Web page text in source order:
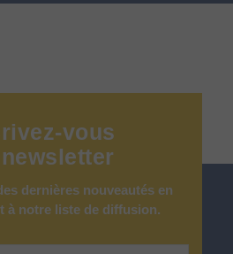
vous
newsletter
dernières nouveautés en
à notre liste de diffusion.